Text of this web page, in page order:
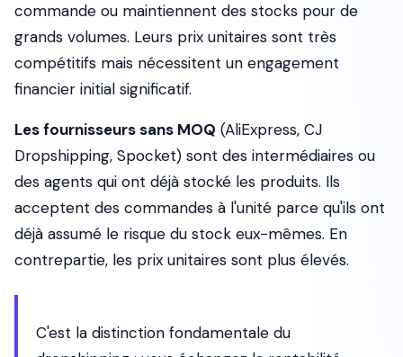
commande ou maintiennent des stocks pour de
grands volumes. Leurs prix unitaires sont très
compétitifs mais nécessitent un engagement
financier initial significatif.
Les fournisseurs sans MOQ (AliExpress, CJ
Dropshipping, Spocket) sont des intermédiaires ou
des agents qui ont déjà stocké les produits. Ils
acceptent des commandes à l'unité parce qu'ils ont
déjà assumé le risque du stock eux-mêmes. En
contrepartie, les prix unitaires sont plus élevés.
C'est la distinction fondamentale du